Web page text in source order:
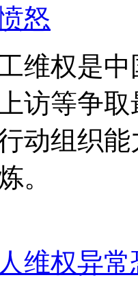
怒
维权是
访等争
动组织
。
维权异